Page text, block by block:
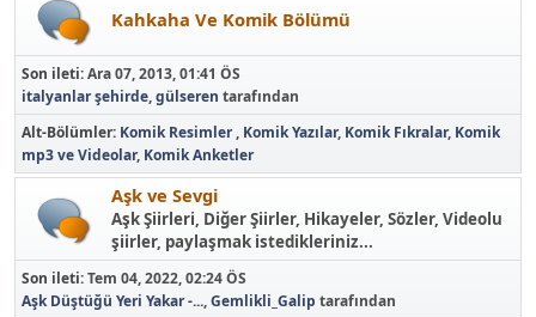
Kahkaha Ve Komik Bölümü
Son ileti:Ara 07, 2013, 01:41 ÖS
italyanlar şehirde,gülseren tarafından
Alt-Bölümler Komik Resimler Komik Yazılar Komik Fıkralar Komik
mp3 ve Videolar Komik Anketler
Aşk ve Sevgi
Aşk Şiirleri, Diğer Şiirler, Hikayeler, Sözler, Videolu
şiirler, paylaşmak istedikleriniz...
Son ileti:Tem 04, 2022, 02:24 ÖS
Aşk Düştüğü Yeri Yakar -...,Gemlikli_Galip tarafından